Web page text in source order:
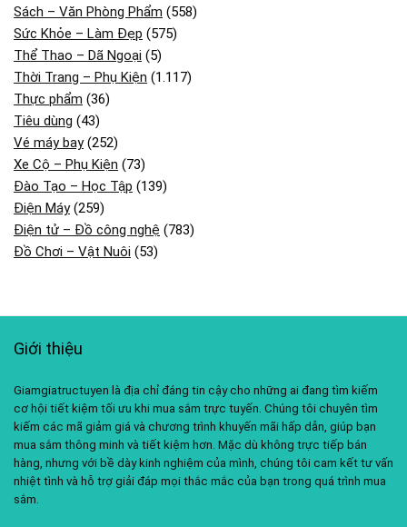
Sách – Văn Phòng Phẩm (558)
Sức Khỏe – Làm Đẹp (575)
Thể Thao – Dã Ngoại (5)
Thời Trang – Phụ Kiện (1.117)
Thực phẩm (36)
Tiêu dùng (43)
Vé máy bay(252)
Xe Cộ – Phụ Kiện (73)
Đào Tạo – Học Tập (139)
Điện Máy(259)
Điện tử – Đồ công nghệ (783)
Đồ Chơi – Vật Nuôi (53)
Giới thiệu
Giamgiatructuyen là địa chỉ đáng tin cậy cho những ai đang tìm kiếm
cơ hội tiết kiệm tối ưu khi mua sắm trực tuyến. Chúng tôi chuyên tìm
kiếm các mã giảm giá và chương trình khuyến mãi hấp dẫn, giúp bạn
mua sắm thông minh và tiết kiệm hơn. Mặc dù không trực tiếp bán
hàng, nhưng với bề dày kinh nghiệm của mình, chúng tôi cam kết tư vấn
nhiệt tình và hỗ trợ giải đáp mọi thắc mắc của bạn trong quá trình mua
sắm.